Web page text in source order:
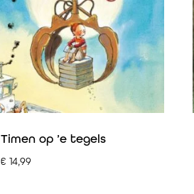
Timen op ’e tegels
€ 14,99